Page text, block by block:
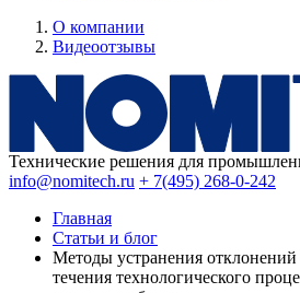
О компании
Видеоотзывы
Технические решения для
info@nomitech.ru + 7(495) 268-0-242
Главная
Статьи и блог
Методы устранения отклонений
течения технологического